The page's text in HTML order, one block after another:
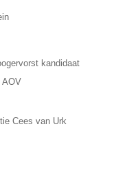
kandidaat
AOV
Cees van Urk